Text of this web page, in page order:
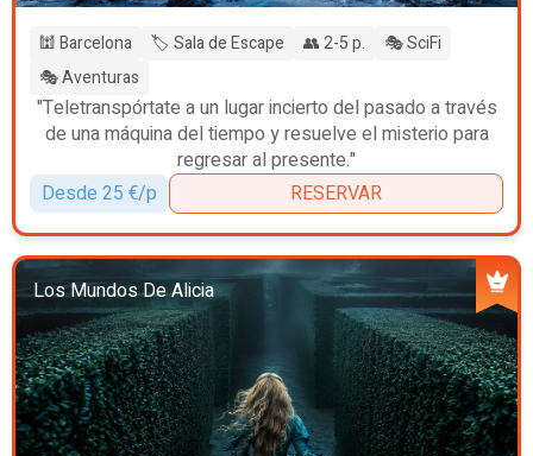
🕍 Barcelona 🏷️ Sala de Escape 👥 2-5 p.
🎭 SciFi
🎭 Aventuras
"Teletranspórtate a un lugar incierto del pasado a través
de una máquina del tiempo y resuelve el misterio para
regresar al presente."
Desde 25 €/p
RESERVAR
Los Mundos De Alicia